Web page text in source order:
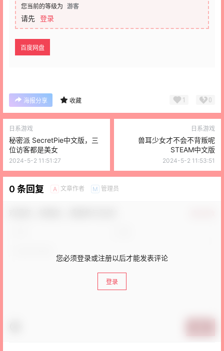
您当前的等级为 游客
请先 登录
百度网盘
海报分享 收藏 1 0
日系游戏
秘密派 SecretPie中文版，三
位访客都是美女
2024-5-2 11:51:27
日系游戏
兽耳少女才不会不背叛呢
STEAM中文版
2024-5-2 11:53:51
0 条回复 A 文章作者 M 管理员
您必须登录或注册以后才能发表评论
登录